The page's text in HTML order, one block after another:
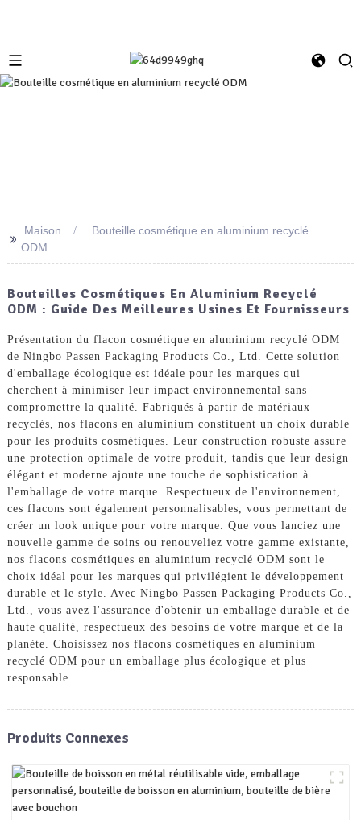
>> Maison
Bouteille cosmétique en aluminium recyclé
ODM
Bouteilles Cosmétiques En Aluminium Recyclé
ODM : Guide Des Meilleures Usines Et Fournisseurs
Présentation du flacon cosmétique en aluminium recyclé ODM
de Ningbo Passen Packaging Products Co., Ltd. Cette solution
d'emballage écologique est idéale pour les marques qui
cherchent à minimiser leur impact environnemental sans
compromettre la qualité. Fabriqués à partir de matériaux
recyclés, nos flacons en aluminium constituent un choix durable
pour les produits cosmétiques. Leur construction robuste assure
une protection optimale de votre produit, tandis que leur design
élégant et moderne ajoute une touche de sophistication à
l'emballage de votre marque. Respectueux de l'environnement,
ces flacons sont également personnalisables, vous permettant de
créer un look unique pour votre marque. Que vous lanciez une
nouvelle gamme de soins ou renouveliez votre gamme existante,
nos flacons cosmétiques en aluminium recyclé ODM sont le
choix idéal pour les marques qui privilégient le développement
durable et le style. Avec Ningbo Passen Packaging Products Co.,
Ltd., vous avez l'assurance d'obtenir un emballage durable et de
haute qualité, respectueux des besoins de votre marque et de la
planète. Choisissez nos flacons cosmétiques en aluminium
recyclé ODM pour un emballage plus écologique et plus
responsable.
Produits Connexes